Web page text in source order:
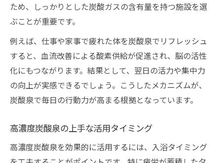
ため、しっかりとした炭酸ガスの含有量を持つ施設を選
ぶことが重要です。
例えば、仕事や家事で疲れた体を炭酸泉でリフレッシュ
すると、血流改善による酸素供給が促進され、脳の活性
化にもつながります。結果として、翌日の活力や集中力
の向上が実感できるでしょう。こうしたメカニズムが、
炭酸泉で毎日の行動力が高まる根拠となっています。
高濃度炭酸泉の上手な活用タイミング
高濃度炭酸泉を効果的に活用するには、入浴タイミング